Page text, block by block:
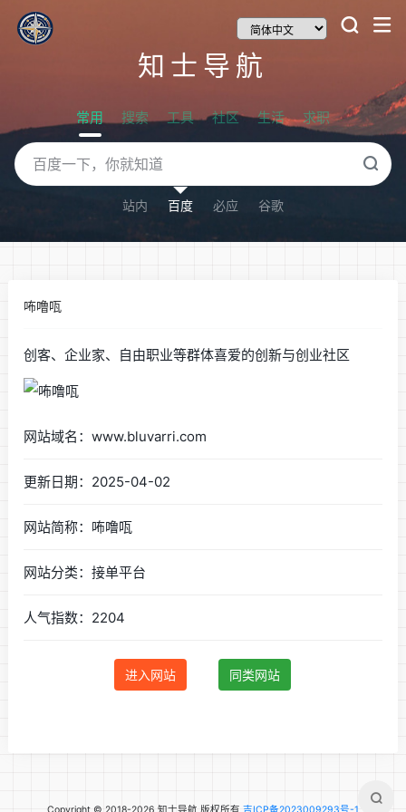
知士导航
常用 搜索 工具 社区 生活 求职
站内 百度 必应 谷歌
咘噜咓
创客、企业家、自由职业等群体喜爱的创新与创业社区
网站域名：www.bluvarri.com
更新日期：2025-04-02
网站简称：咘噜咓
网站分类：接单平台
人气指数：2204
进入网站 同类网站